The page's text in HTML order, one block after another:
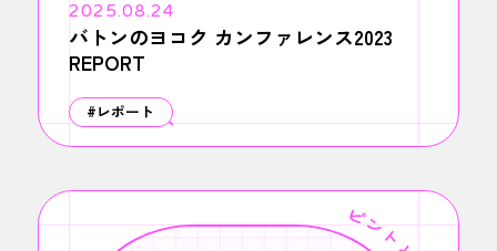
2025.08.24
バトンのヨコク カンファレンス2023
REPORT
#レポート